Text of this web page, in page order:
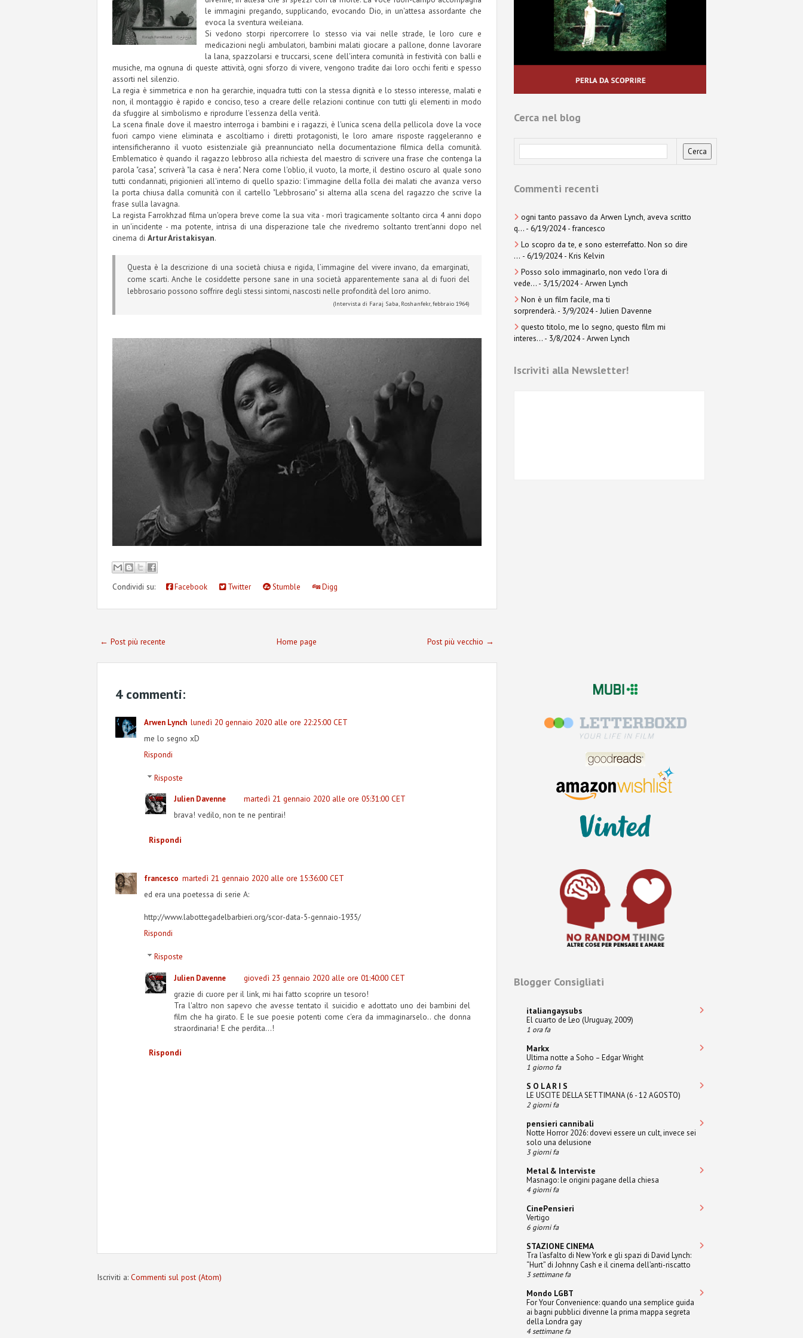
le immagini pregando, supplicando, evocando Dio, in un'attesa assordante che
evoca la sventura weileiana.
Si vedono storpi ripercorrere lo stesso via vai nelle strade, le loro cure e
medicazioni negli ambulatori, bambini malati giocare a pallone, donne lavorare
la lana, spazzolarsi e truccarsi, scene dell'intera comunità in festività con balli e
musiche, ma ognuna di queste attività, ogni sforzo di vivere, vengono tradite dai loro occhi feriti e spesso
assorti nel silenzio.
La regia è simmetrica e non ha gerarchie, inquadra tutti con la stessa dignità e lo stesso interesse, malati e
non, il montaggio è rapido e conciso, teso a creare delle relazioni continue con tutti gli elementi in modo
da sfuggire al simbolismo e riprodurre l'essenza della verità.
La scena finale dove il maestro interroga i bambini e i ragazzi, è l'unica scena della pellicola dove la voce
fuori campo viene eliminata e ascoltiamo i diretti protagonisti, le loro amare risposte raggeleranno e
intensificheranno il vuoto esistenziale già preannunciato nella documentazione filmica della comunità.
Emblematico è quando il ragazzo lebbroso alla richiesta del maestro di scrivere una frase che contenga la
parola "casa", scriverà "la casa è nera". Nera come l'oblio, il vuoto, la morte, il destino oscuro al quale sono
tutti condannati, prigionieri all'interno di quello spazio: l'immagine della folla dei malati che avanza verso
la porta chiusa dalla comunità con il cartello "Lebbrosario" si alterna alla scena del ragazzo che scrive la
frase sulla lavagna.
La regista Farrokhzad filma un'opera breve come la sua vita - morì tragicamente soltanto circa 4 anni dopo
in un'incidente - ma potente, intrisa di una disperazione tale che rivedremo soltanto trent'anni dopo nel
cinema di Artur Aristakisyan.
Questa è la descrizione di una società chiusa e rigida, l’immagine del vivere invano, da emarginati,
come scarti. Anche le cosiddette persone sane in una società apparentemente sana al di fuori del
lebbrosario possono soffrire degli stessi sintomi, nascosti nelle profondità del loro animo.
(Intervista di Faraj Saba, Roshanfekr, febbraio 1964)
Condividi su: Facebook Twitter Stumble Digg
← Post più recente Post più vecchio →
Home page
4 commenti:
Arwen Lynch lunedì 20 gennaio 2020 alle ore 22:25:00 CET
me lo segno xD
Rispondi
Risposte
Julien Davenne
martedì 21 gennaio 2020 alle ore 05:31:00 CET
brava! vedilo, non te ne pentirai!
Rispondi
francesco martedì 21 gennaio 2020 alle ore 15:36:00 CET
ed era una poetessa di serie A:
http://www.labottegadelbarbieri.org/scor-data-5-gennaio-1935/
Rispondi
Risposte
Julien Davenne
giovedì 23 gennaio 2020 alle ore 01:40:00 CET
grazie di cuore per il link, mi hai fatto scoprire un tesoro!
Tra l'altro non sapevo che avesse tentato il suicidio e adottato uno dei bambini del
film che ha girato. E le sue poesie potenti come c'era da immaginarselo.. che donna
straordinaria! E che perdita...!
Rispondi
Iscriviti a: Commenti sul post (Atom)
Cerca nel blog
Commenti recenti
ogni tanto passavo da Arwen Lynch, aveva scritto
q... - 6/19/2024- francesco
Lo scopro da te, e sono esterrefatto. Non so dire
... - 6/19/2024- Kris Kelvin
Posso solo immaginarlo, non vedo l'ora di
vede... - 3/15/2024- Arwen Lynch
Non è un film facile, ma ti
sorprenderà. - 3/9/2024- Julien Davenne
questo titolo, me lo segno, questo film mi
interes... - 3/8/2024- Arwen Lynch
Iscriviti alla Newsletter!
Blogger Consigliati
italiangaysubs
El cuarto de Leo (Uruguay, 2009)
1 ora fa
Markx
Ultima notte a Soho – Edgar Wright
1 giorno fa
S O L A R I S
LE USCITE DELLA SETTIMANA (6 - 12 AGOSTO)
2 giorni fa
pensieri cannibali
Notte Horror 2026: dovevi essere un cult, invece sei
solo una delusione
3 giorni fa
Metal & Interviste
Masnago: le origini pagane della chiesa
4 giorni fa
CinePensieri
Vertigo
6 giorni fa
STAZIONE CINEMA
Tra l’asfalto di New York e gli spazi di David Lynch:
“Hurt” di Johnny Cash e il cinema dell’anti-riscatto
3 settimane fa
Mondo LGBT
For Your Convenience: quando una semplice guida
ai bagni pubblici divenne la prima mappa segreta
della Londra gay
4 settimane fa